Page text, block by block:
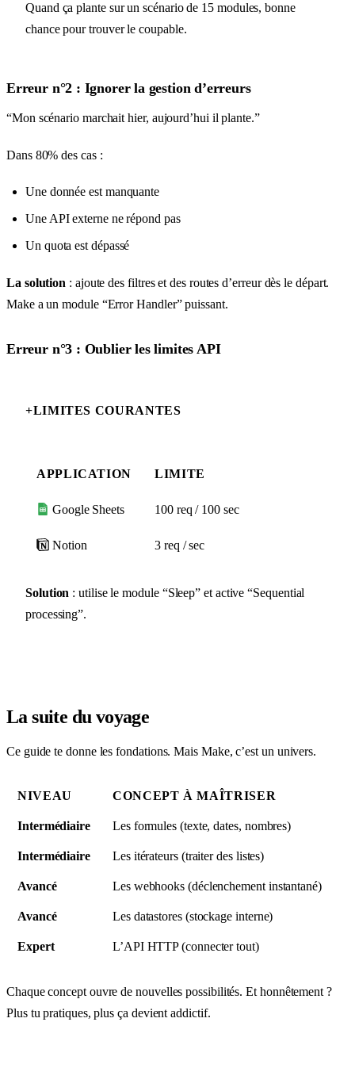
Quand ça plante sur un scénario de 15 modules, bonne
chance pour trouver le coupable.
Erreur n°2 : Ignorer la gestion d’erreurs
“Mon scénario marchait hier, aujourd’hui il plante.”
Dans 80% des cas :
Une donnée est manquante
Une API externe ne répond pas
Un quota est dépassé
La solution : ajoute des filtres et des routes d’erreur dès le départ.
Make a un module “Error Handler” puissant.
Erreur n°3 : Oublier les limites API
+LIMITES COURANTES
APPLICATION LIMITE
Google Sheets 100 req / 100 sec
Notion 3 req / sec
Solution : utilise le module “Sleep” et active “Sequential
processing”.
La suite du voyage
Ce guide te donne les fondations. Mais Make, c’est un univers.
NIVEAU CONCEPT À MAÎTRISER
Intermédiaire Les formules (texte, dates, nombres)
Intermédiaire Les itérateurs (traiter des listes)
Avancé Les webhooks (déclenchement instantané)
Avancé Les datastores (stockage interne)
Expert L’API HTTP (connecter tout)
Chaque concept ouvre de nouvelles possibilités. Et honnêtement ?
Plus tu pratiques, plus ça devient addictif.